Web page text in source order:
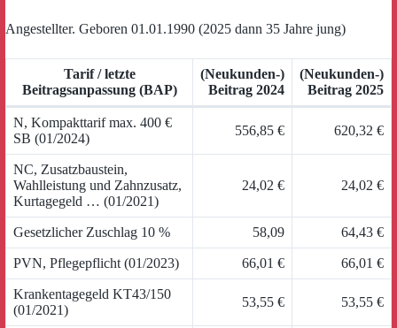
Angestellter. Geboren 01.01.1990 (2025 dann 35 Jahre jung)
Tarif / letzte
Beitragsanpassung (BAP)
(Neukunden-)
Beitrag 2024
(Neukunden-)
Beitrag 2025
N, Kompakttarif max. 400 €
SB (01/2024)
556,85 € 620,32 €
NC, Zusatzbaustein,
Wahlleistung und Zahnzusatz,
Kurtagegeld … (01/2021)
24,02 € 24,02 €
Gesetzlicher Zuschlag 10 % 58,09 64,43 €
PVN, Pflegepflicht (01/2023) 66,01 € 66,01 €
Krankentagegeld KT43/150
(01/2021)
53,55 € 53,55 €